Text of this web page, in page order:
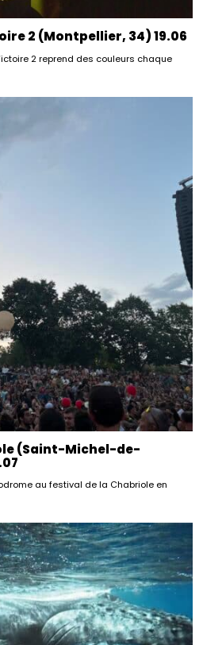
2 (Montpellier, 34) 19.06
2 reprend des couleurs chaque
(Saint-Michel-de-
au festival de la Chabriole en